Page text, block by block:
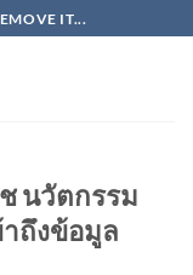
IT...
นวัตกรรม
ถึงข้อมูล